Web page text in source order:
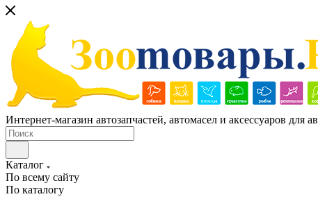
Интернет-магазин автозапчастей, автомасел и аксессуаров для
Каталог
По всему сайту
По каталогу